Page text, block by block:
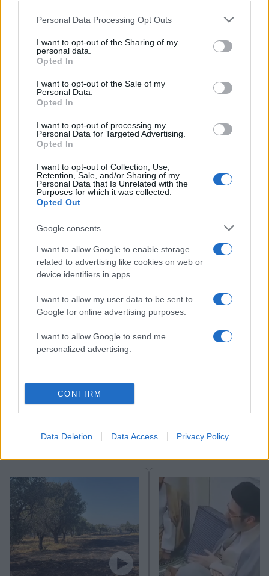
Please note that this website/app uses one or more Google
not limited to your visit or usage behaviour. You may click to
grant or deny consent to Google and its third-party tags to
use your data for below specified purposes in below Google
consent section.
Personal Data Processing Opt Outs
I want to opt-out of the Sharing of my
personal data.
Opted In
I want to opt-out of the Sale of my
Personal Data.
Opted In
I want to opt-out of processing my
Personal Data for Targeted Advertising.
Opted In
I want to opt-out of Collection, Use,
Retention, Sale, and/or Sharing of my
Personal Data that Is Unrelated with the
Purposes for which it was collected.
Opted Out
Google consents
I want to allow Google to enable storage
related to advertising like cookies on web or
device identifiers in apps.
I want to allow my user data to be sent to
Google for online advertising purposes.
I want to allow Google to send me
personalized advertising.
CONFIRM
Data Deletion Data Access Privacy Policy
Μισθωτή στον ιδιωτικό τομέα, χωρίς τέκνα, με
μηνιαίο καθαρό εισόδημα 1.251 ευρώ
– Από
τον Ιανουάριο θα έχει αύξηση 200 ευρώ σε
ετήσια βάση, χάρη στην οριζόντια μείωση των
ζευγάρι και εργάζεται και ο σύζυγος με
αντίστοιχες αποδοχές, το ετήσιο όφελος
διπλασιάζεται στα 400 ευρώ.
αυξήσεις χάρη στην αναμόρφωση της
φορολογικής κλίμακας ήταν οισυνταξιούχοι
οποίοι έλαβαν την προκαταβολή των συντάξεων
Ιανουαρίου τον Δεκέμβριο, ενώ το προηγούμενο
διάστημα έλαβαν αυξημένους μισθούς και οι
δημόσιοι υπάλληλοι.
ΔΙΑΦΗΜΙΣΗ
Αν τα χάσατε